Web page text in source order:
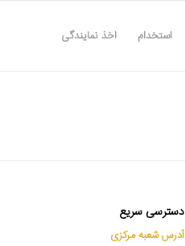
استخدام اخذ نمایندگی
دسترسی سریع
آدرس شعبه مرکزی